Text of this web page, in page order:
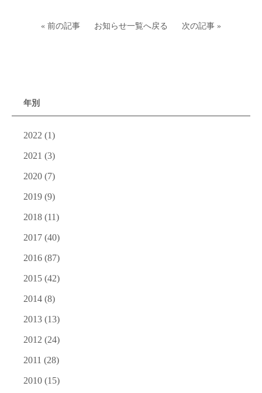
« 前の記事 お知らせ一覧へ戻る 次の記事 »
年別
2022 (1)
2021 (3)
2020 (7)
2019 (9)
2018 (11)
2017 (40)
2016 (87)
2015 (42)
2014 (8)
2013 (13)
2012 (24)
2011 (28)
2010 (15)